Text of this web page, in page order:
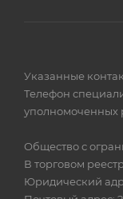
Указанные
Телефон
уполномоченных
Общество с
В торговом
Юридический